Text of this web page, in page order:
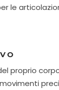
le
proprio